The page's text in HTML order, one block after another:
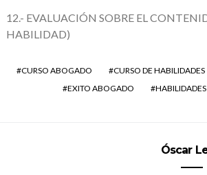
12.- EVALUACIÓN SOBRE EL
HABILIDAD)
CURSO ABOGADO CURSO DE HABILIDADES
EXITO ABOGADO
Óscar